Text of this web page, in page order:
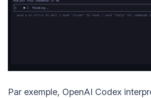
Par exemple, OpenAI Codex